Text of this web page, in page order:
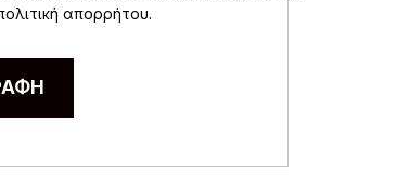
απορρήτου.